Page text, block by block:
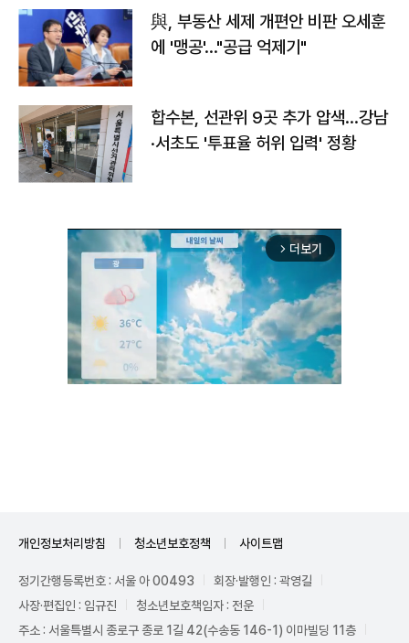
與, 부동산 세제 개편안 비판 오세훈
에 '맹공'…"공급 억제기"
합수본, 선관위 9곳 추가 압색…강남
·서초도 '투표율 허위 입력' 정황
arrow_forward_ios 더보기
개인정보처리방침 청소년보호정책 사이트맵
정기간행등록번호 : 서울 아 00493
회장·발행인 : 곽영길
사장·편집인 : 임규진
청소년보호책임자 : 전운
주소 : 서울특별시 종로구 종로 1길 42(수송동 146-1) 이마빌딩 11층